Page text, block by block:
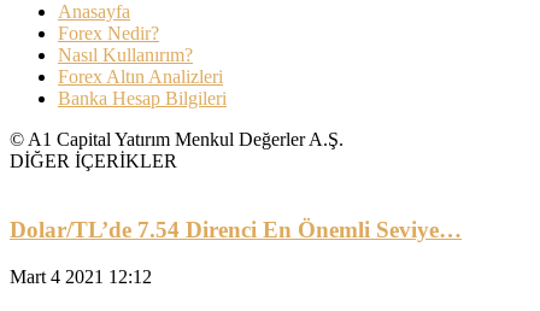
Anasayfa
Forex Nedir?
Nasıl Kullanırım?
Forex Altın Analizleri
Banka Hesap Bilgileri
© A1 Capital Yatırım Menkul Değerler A.Ş.
DİĞER İÇERİKLER
Dolar/TL’de 7.54 Direnci En Önemli Seviye…
Mart 4 2021 12:12